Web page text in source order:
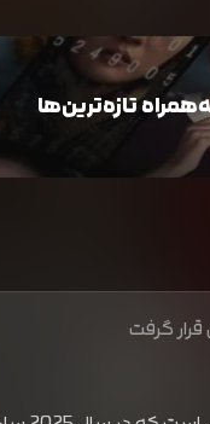
تازه‌ترین‌ها